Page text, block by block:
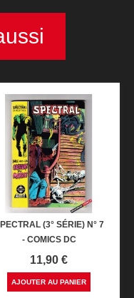
(3° SÉRIE) N° 7
- COMICS DC
Prix
11,90 €
AJOUTER AU PANIER